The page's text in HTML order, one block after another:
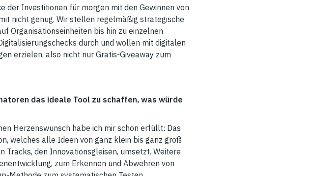
der Investitionen für morgen mit den Gewinnen von
nicht genug. Wir stellen regelmäßig strategische
Organisationseinheiten bis hin zu einzelnen
durch und wollen mit digitalen
erzielen, also nicht nur Gratis-Giveaway zum
das ideale Tool zu schaffen, was würde
Herzenswunsch habe ich mir schon erfüllt: Das
welches alle Ideen von ganz klein bis ganz groß
den Innovationsgleisen, umsetzt. Weitere
zum Erkennen und Abwehren von